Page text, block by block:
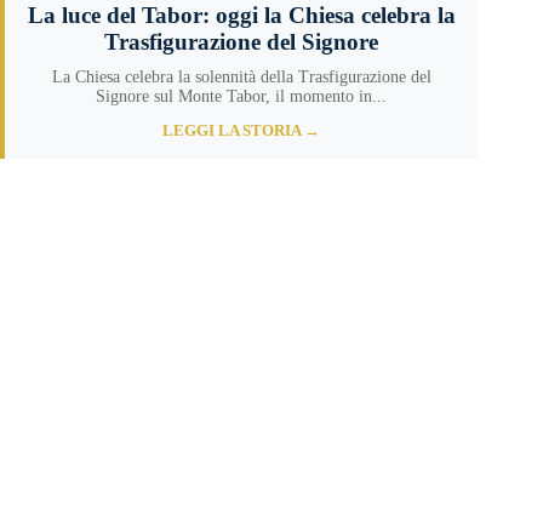
La luce del Tabor: oggi la Chiesa celebra la
Trasfigurazione del Signore
La Chiesa celebra la solennità della Trasfigurazione del
Signore sul Monte Tabor, il momento in...
LEGGI LA STORIA →